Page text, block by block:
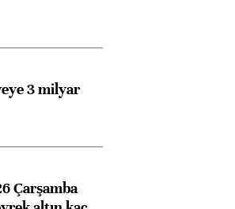
3 milyar
Çarşamba